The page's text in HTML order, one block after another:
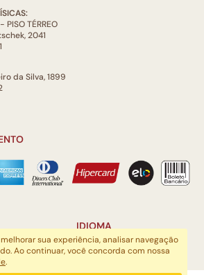
PISO TÉRREO
2041
da Silva, 1899
IDIOMA
sua experiência, analisar navegação
Ao continuar, você concorda com nossa
.